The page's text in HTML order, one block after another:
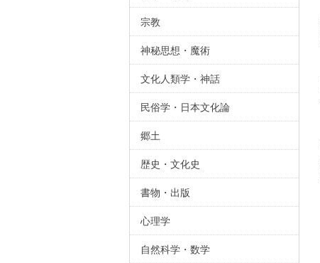
宗教
神秘思想・魔術
文化人類学・神話
民俗学・日本文化論
郷土
歴史・文化史
書物・出版
心理学
自然科学・数学